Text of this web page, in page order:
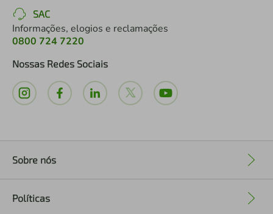
SAC
Informações, elogios e reclamações
0800 724 7220
Nossas Redes Sociais
Sobre nós
Políticas